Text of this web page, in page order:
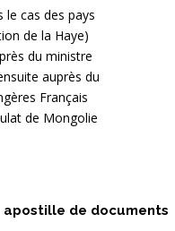
le cas des pays
de la Haye)
du ministre
auprès du
Français
de Mongolie
de documents